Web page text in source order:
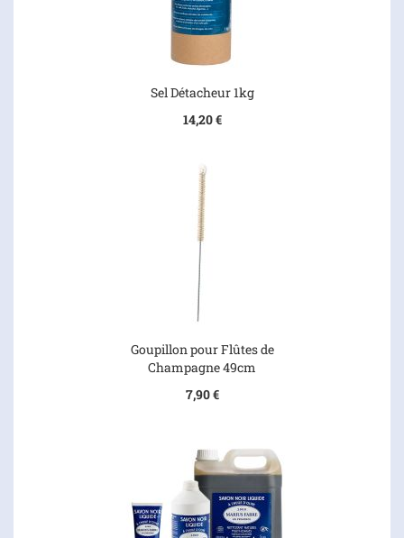
Sel Détacheur 1kg
14,20 €
Goupillon pour Flûtes de
Champagne 49cm
7,90 €